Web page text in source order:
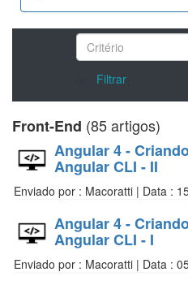
Filtrar
Front-End (85 artigos)
Angular 4 -
Angular CLI - II
Enviado por : Macoratti | Data :
Angular 4 -
Angular CLI - I
Enviado por : Macoratti | Data :